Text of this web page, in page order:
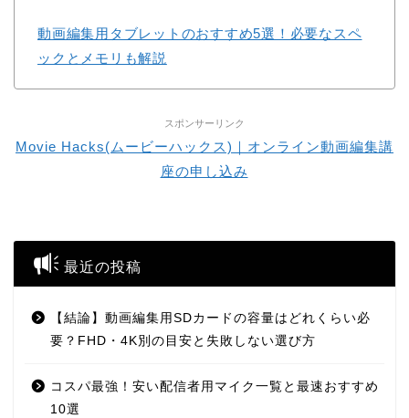
動画編集用タブレットのおすすめ5選！必要なスペ
ックとメモリも解説
スポンサーリンク
Movie Hacks(ムービーハックス)｜オンライン動画編集講
座の申し込み
最近の投稿
【結論】動画編集用SDカードの容量はどれくらい必
要？FHD・4K別の目安と失敗しない選び方
コスパ最強！安い配信者用マイク一覧と最速おすすめ
10選